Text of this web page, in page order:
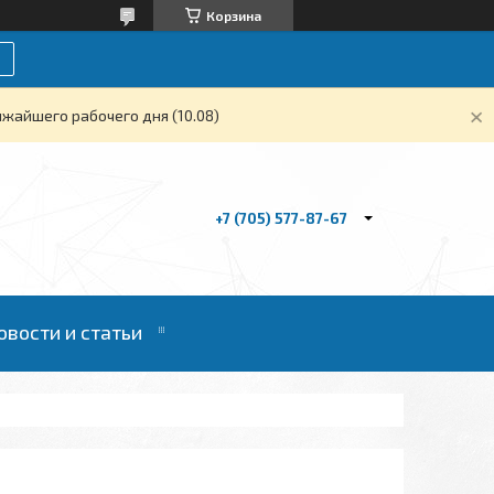
Корзина
рабочего дня (10.08)
+7 (705) 577-87-67
и статьи